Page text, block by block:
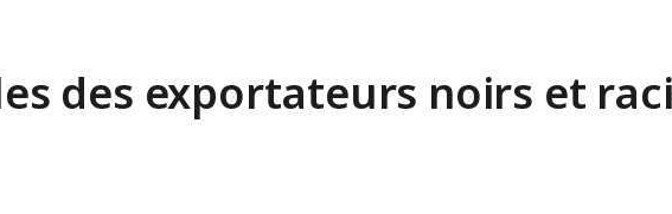
des exportateurs noirs et